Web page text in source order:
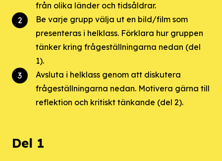
från olika länder och tidsåldrar.
Be varje grupp välja ut en bild/film som
presenteras i helklass. Förklara hur gruppen
tänker kring frågeställningarna nedan (del
1).
Avsluta i helklass genom att diskutera
frågeställningarna nedan. Motivera gärna till
reflektion och kritiskt tänkande (del 2).
Del 1